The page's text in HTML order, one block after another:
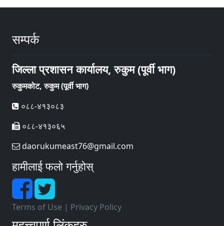
सम्पर्क
जिल्ला प्रशासन कार्यालय, रुकुम (पूर्वी भाग)
रुकुमकोट, रुकुम (पूर्वी भाग)
०८८-४१३०८३
०८८-४१३०६५
daorukumeast76@gmail.com
हामीलाई फलो गर्नुहोस्
Terms of Use | Privacy Policy